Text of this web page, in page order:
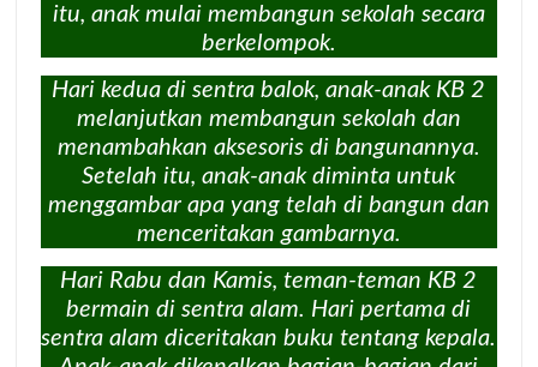
itu, anak mulai membangun sekolah secara
berkelompok.
Hari kedua di sentra balok, anak-anak KB 2
melanjutkan membangun sekolah dan
menambahkan aksesoris di bangunannya.
Setelah itu, anak-anak diminta untuk
menggambar apa yang telah di bangun dan
menceritakan gambarnya.
Hari Rabu dan Kamis, teman-teman KB 2
bermain di sentra alam. Hari pertama di
sentra alam diceritakan buku tentang kepala.